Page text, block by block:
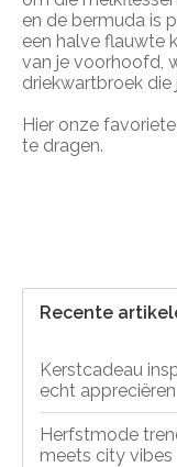
en de bermuda is
een halve flauwte
van je voorhoofd,
driekwartbroek
Hier onze
te dragen.
Recente
Kerstcadeau
echt appreciëren
Herfstmode
meets city vibes